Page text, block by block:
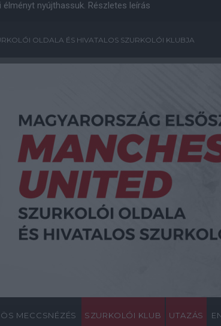
nyújthassuk. Részletes leírás
OLDALA ÉS HIVATALOS SZURKOLÓI KLUBJA
MECCSNÉZÉS SZURKOLÓI KLUB UTAZÁS